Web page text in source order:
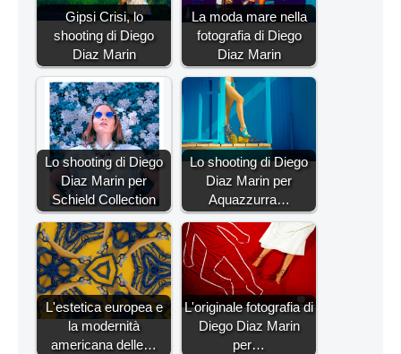
Gipsi Crisi, lo
shooting di Diego
Diaz Marin
La moda mare nella
fotografia di Diego
Diaz Marin
Lo shooting di Diego
Diaz Marin per
Schield Collection
Lo shooting di Diego
Diaz Marin per
Aquazzurra…
L'estetica europea e
la modernità
americana delle…
L'originale fotografia di
Diego Diaz Marin
per…